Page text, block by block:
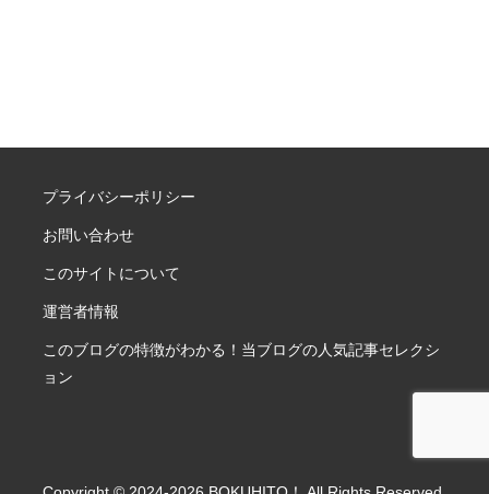
プライバシーポリシー
お問い合わせ
このサイトについて
運営者情報
このブログの特徴がわかる！当ブログの人気記事セレクシ
ョン